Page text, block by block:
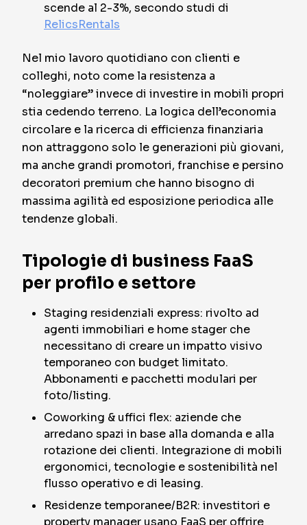
scende al 2-3%, secondo studi di
RelicsRentals
Nel mio lavoro quotidiano con clienti e
colleghi, noto come la resistenza a
“noleggiare” invece di investire in mobili propri
stia cedendo terreno. La logica dell’economia
circolare e la ricerca di efficienza finanziaria
non attraggono solo le generazioni più giovani,
ma anche grandi promotori, franchise e persino
decoratori premium che hanno bisogno di
massima agilità ed esposizione periodica alle
tendenze globali.
Tipologie di business FaaS
per profilo e settore
Staging residenziali express: rivolto ad
agenti immobiliari e home stager che
necessitano di creare un impatto visivo
temporaneo con budget limitato.
Abbonamenti e pacchetti modulari per
foto/listing.
Coworking & uffici flex: aziende che
arredano spazi in base alla domanda e alla
rotazione dei clienti. Integrazione di mobili
ergonomici, tecnologie e sostenibilità nel
flusso operativo e di leasing.
Residenze temporanee/B2R: investitori e
property manager usano FaaS per offrire